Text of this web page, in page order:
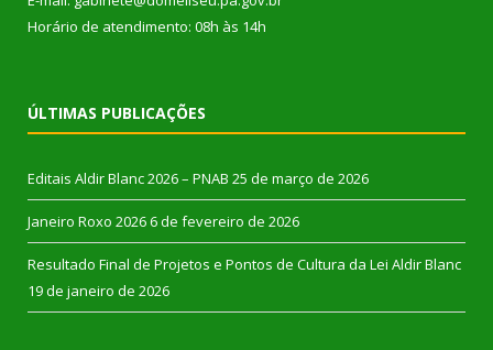
Horário de atendimento: 08h às 14h
ÚLTIMAS PUBLICAÇÕES
Editais Aldir Blanc 2026 – PNAB 25 de março de 2026
Janeiro Roxo 2026 6 de fevereiro de 2026
Resultado Final de Projetos e Pontos de Cultura da Lei Aldir Blanc
19 de janeiro de 2026